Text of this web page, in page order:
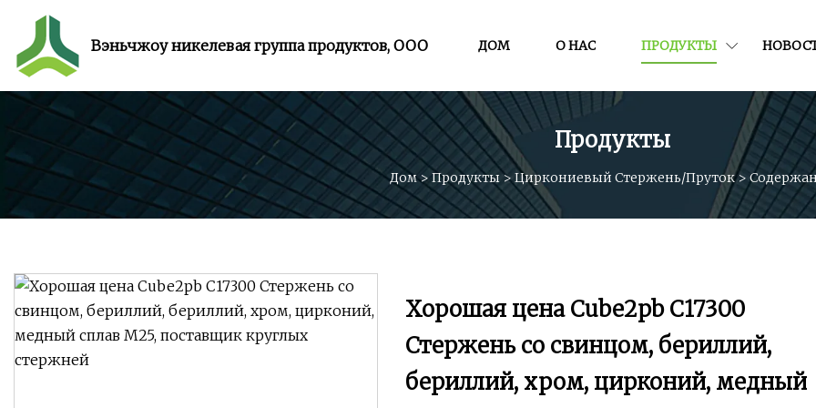
Вэньчжоу никелевая группа продуктов, ООО ДОМ О НАС ПРОДУКТЫ
Продукты
Дом> Продукты>Циркониевый Стержень/пруток>
Хорошая цена Cube2pb C17300
Стержень со свинцом, бериллий,
бериллий, хром, цирконий, медный